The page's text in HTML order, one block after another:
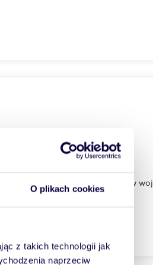
O plikach cookies
z takich technologii jak
naprzeciw
zlokalizowana jest w